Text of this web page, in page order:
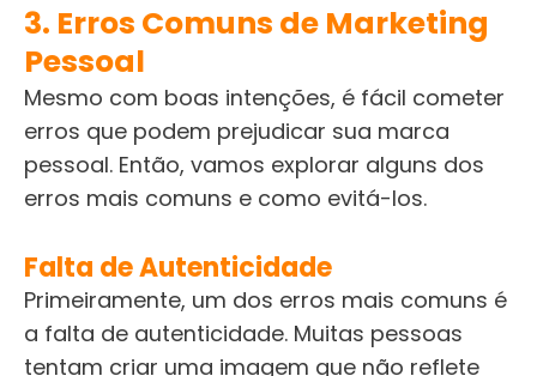
3. Erros Comuns de Marketing
Pessoal
Mesmo com boas intenções, é fácil cometer
erros que podem prejudicar sua marca
pessoal. Então, vamos explorar alguns dos
erros mais comuns e como evitá-los.
Falta de Autenticidade
Primeiramente, um dos erros mais comuns é
a falta de autenticidade. Muitas pessoas
tentam criar uma imagem que não reflete